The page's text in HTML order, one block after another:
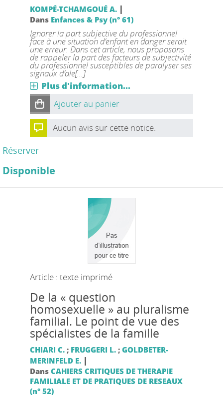
KOMPÉ-TCHAMGOUÉ A. |
Dans Enfances & Psy (n° 61)
Ignorer la part subjective du professionnel
face à une situation d’enfant en danger serait
une erreur. Dans cet article, nous proposons
de rappeler la part des facteurs de subjectivité
du professionnel susceptibles de paralyser ses
signaux d’ale[...]
Plus d'information...
Ajouter au panier
Aucun avis sur cette notice.
Réserver
Disponible
Article : texte imprimé
De la « question
homosexuelle » au pluralisme
familial. Le point de vue des
spécialistes de la famille
CHIARI C.; FRUGGERI L.; GOLDBETER-
MERINFELD E. |
Dans CAHIERS CRITIQUES DE THERAPIE
FAMILIALE ET DE PRATIQUES DE RESEAUX
(n° 52)